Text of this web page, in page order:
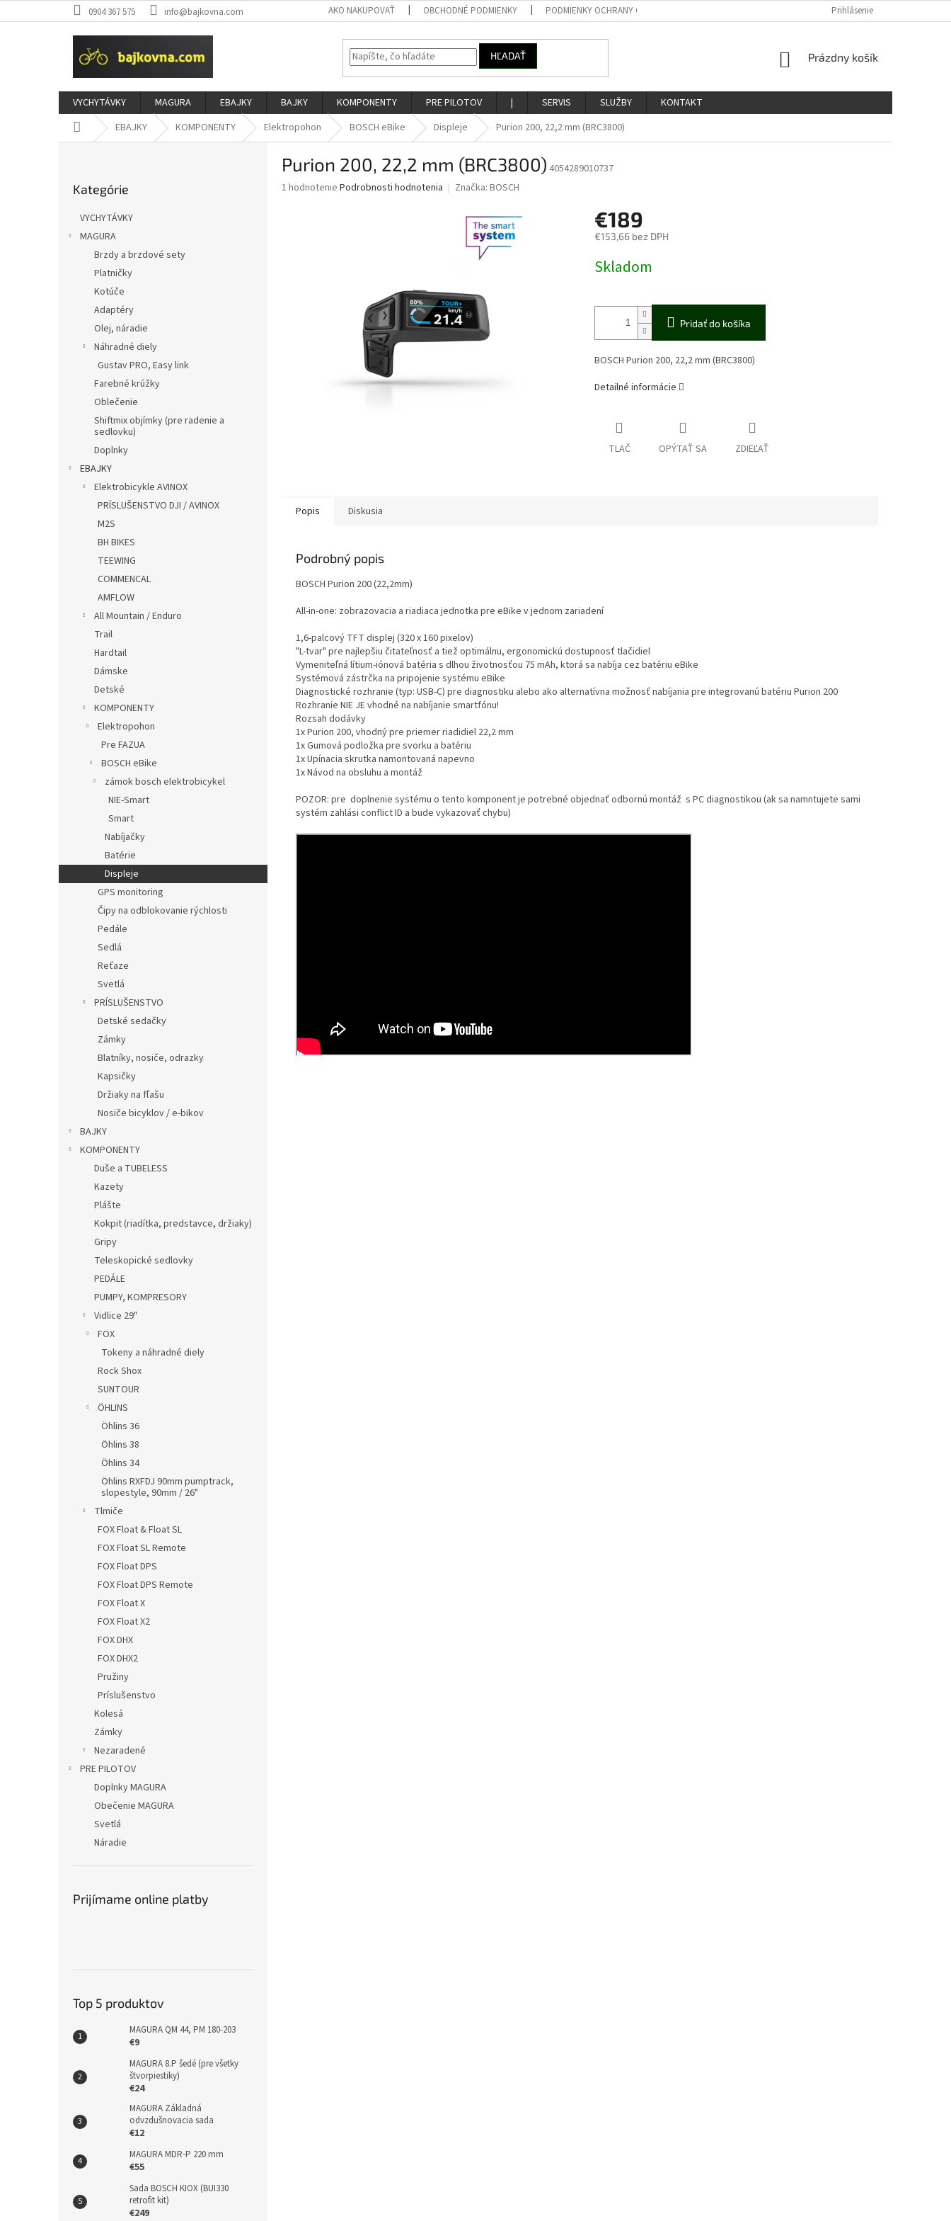
na
0904 367 575 info@bajkovna.com AKO NAKUPOVAŤ OBCHODNÉ PODMIENKY PODMIENKY OCHRANY OSOBNÝCH ÚDAJOV Prihlásenie
HĽADAŤ
NÁKUPNÝ
Prázdny košík
VYCHYTÁVKY MAGURA EBAJKY BAJKY KOMPONENTY PRE PILOTOV | SERVIS SLUŽBY
KONTAKT
DomovEBAJKY KOMPONENTY Elektropohon BOSCH eBike Displeje Purion 200, 22,2 mm (BRC3800)
kategórie
Kategórie
VYCHYTÁVKY
MAGURA
Brzdy a brzdové sety
Platničky
Kotúče
Adaptéry
Olej, náradie
Náhradné diely
Gustav PRO, Easy link
Farebné krúžky
Oblečenie
Shiftmix objímky (pre radenie a
sedlovku)
Doplnky
EBAJKY
Elektrobicykle AVINOX
PRÍSLUŠENSTVO DJI / AVINOX
M2S
BH BIKES
TEEWING
COMMENCAL
AMFLOW
All Mountain / Enduro
Trail
Hardtail
Dámske
Detské
KOMPONENTY
Elektropohon
Pre FAZUA
BOSCH eBike
zámok bosch elektrobicykel
NIE-Smart
Smart
Nabíjačky
Batérie
Displeje
GPS monitoring
Čipy na odblokovanie rýchlosti
Pedále
Sedlá
Reťaze
Svetlá
PRÍSLUŠENSTVO
Detské sedačky
Zámky
Blatníky, nosiče, odrazky
Kapsičky
Držiaky na fľašu
Nosiče bicyklov / e-bikov
BAJKY
KOMPONENTY
Duše a TUBELESS
Kazety
Plášte
Kokpit (riadítka, predstavce, držiaky)
Gripy
Teleskopické sedlovky
PEDÁLE
PUMPY, KOMPRESORY
Vidlice 29"
FOX
Tokeny a náhradné diely
Rock Shox
SUNTOUR
ÖHLINS
Öhlins 36
Öhlins 38
Öhlins 34
Öhlins RXFDJ 90mm pumptrack,
slopestyle, 90mm / 26"
Tlmiče
FOX Float & Float SL
FOX Float SL Remote
FOX Float DPS
FOX Float DPS Remote
FOX Float X
FOX Float X2
FOX DHX
FOX DHX2
Pružiny
Príslušenstvo
Kolesá
Zámky
Nezaradené
PRE PILOTOV
Doplnky MAGURA
Obečenie MAGURA
Svetlá
Náradie
Prijímame online platby
Top 5 produktov
MAGURA QM 44, PM 180-203
€9
MAGURA 8.P šedé (pre všetky
štvorpiestiky)
€24
MAGURA Základná
odvzdušnovacia sada
€12
MAGURA MDR-P 220 mm
€55
Sada BOSCH KIOX (BUI330
retrofit kit)
€249
Purion 200, 22,2 mm (BRC3800) 4054289010737
Priemerné
1 hodnotenie Podrobnosti hodnotenia Značka: BOSCH
€189
€153,66 bez DPH
cena:
Skladom
Pridať do košíka
BOSCH Purion 200, 22,2 mm (BRC3800)
Detailné informácie
TLAČ OPÝTAŤ SA ZDIEĽAŤ
Popis Diskusia
Podrobný popis
BOSCH Purion 200 (22,2mm)
All-in-one: zobrazovacia a riadiaca jednotka pre eBike v jednom zariadení
1,6-palcový TFT displej (320 x 160 pixelov)
"L-tvar" pre najlepšiu čitateľnosť a tiež optimálnu, ergonomickú dostupnosť tlačidiel
Vymeniteľná lítium-iónová batéria s dlhou životnosťou 75 mAh, ktorá sa nabíja cez batériu eBike
Systémová zástrčka na pripojenie systému eBike
Diagnostické rozhranie (typ: USB-C) pre diagnostiku alebo ako alternatívna možnosť nabíjania pre integrovanú batériu Purion 200
Rozhranie NIE JE vhodné na nabíjanie smartfónu!
Rozsah dodávky
1x Purion 200, vhodný pre priemer riadidiel 22,2 mm
1x Gumová podložka pre svorku a batériu
1x Upínacia skrutka namontovaná napevno
1x Návod na obsluhu a montáž
POZOR: pre doplnenie systému o tento komponent je potrebné objednať odbornú montáž s PC diagnostikou (ak sa namntujete sami
systém zahlási conflict ID a bude vykazovať chybu)